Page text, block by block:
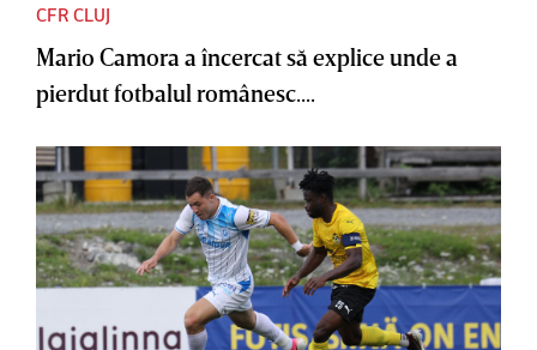
CFR CLUJ
Mario Camora a încercat să explice unde a
pierdut fotbalul românesc....